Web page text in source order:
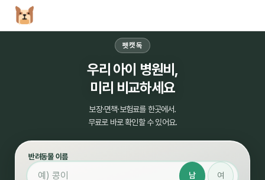
펫캣독
우리 아이 병원비,
미리 비교하세요
보장·면책·보험료를 한곳에서.
무료로 바로 확인할 수 있어요.
반려동물 이름
남 여